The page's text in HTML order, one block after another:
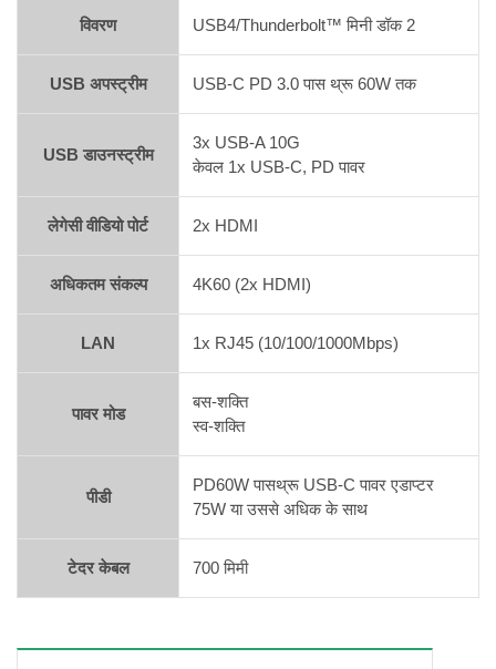
विवरण USB4/Thunderbolt™ मिनी डॉक 2
USB अपस्ट्रीम USB-C PD 3.0 पास थ्रू 60W तक
USB डाउनस्ट्रीम
3x USB-A 10G
केवल 1x USB-C, PD पावर
लेगेसी वीडियो पोर्ट 2x HDMI
अधिकतम संकल्प 4K60 (2x HDMI)
LAN 1x RJ45 (10/100/1000Mbps)
पावर मोड
बस-शक्ति
स्व-शक्ति
पीडी
PD60W पासथ्रू USB-C पावर एडाप्टर
75W या उससे अधिक के साथ
टेदर केबल 700 मिमी